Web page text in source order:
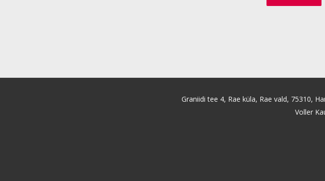
Graniidi tee 4, Rae küla, Rae vald, 75310,
Voller